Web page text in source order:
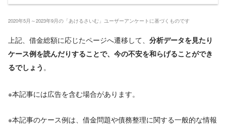
2020年5月～2023年9月の「あけるさいむ」ユーザーアンケートに基づくものです
上記、借金総額に応じたページへ遷移して、 分析データを見たり
ケース例を読んだりすることで、今の不安を和らげることができ
るでしょう 。
※本記事には広告を含む場合があります。
※本記事のケース例は、借金問題や債務整理に関する一般的な情報